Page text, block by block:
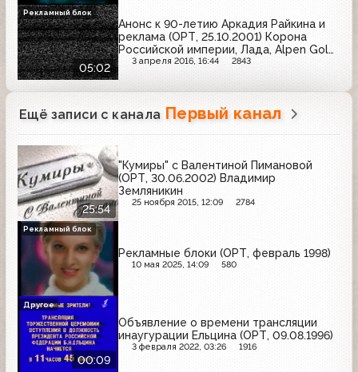
05:02
Анонс к 90-летию Аркадия Райкина и
реклама (ОРТ, 25.10.2001) Корона
Российской империи, Лада, Alpen Gold,
Vitrum, Indesit, Очаково, Bimax, Я, Дарья
3 апреля 2016, 16:44 2843
Рекламный блок
Ещё записи с канала Первый канал
25:54
"Кумиры" с Валентиной Пимановой
(ОРТ, 30.06.2002) Владимир
Земляникин
25 ноября 2015, 12:09 2784
Рекламные блоки (ОРТ, февраль 1998)
10 мая 2025, 14:09 580
Рекламный блок
00:09
Объявление о времени трансляции
инаугурации Ельцина (ОРТ, 09.08.1996)
3 февраля 2022, 03:26 1916
Другое